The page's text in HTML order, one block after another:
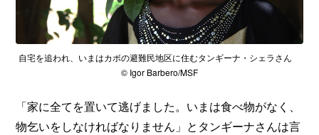
自宅を追われ、いまはカボの避難民地区に住むタンギーナ・シェラさん
© Igor Barbero/MSF
「家に全てを置いて逃げました。いまは食べ物がなく、
物乞いをしなければなりません」とタンギーナさんは言